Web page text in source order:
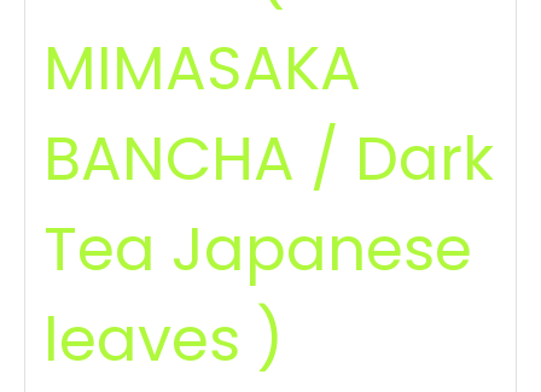
MIMASAKA
BANCHA / Dark
Tea Japanese
leaves )